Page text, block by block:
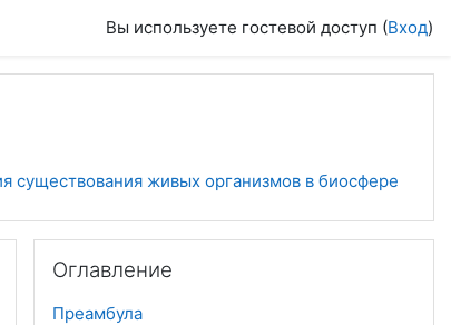
Вы используете гостевой доступ (Вход)
существования живых организмов в биосфере
Оглавление
Преамбула